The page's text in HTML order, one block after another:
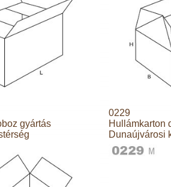
gyártás
0229
Hullámkarton
Dunaújvárosi